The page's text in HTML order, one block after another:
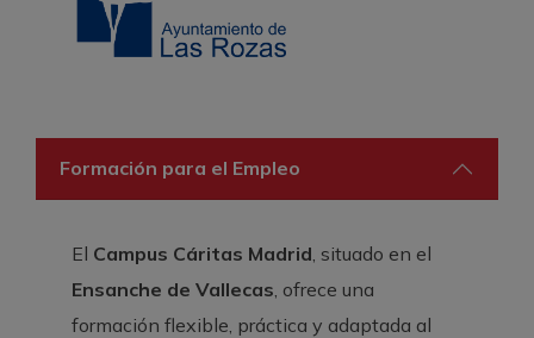
Formación para el Empleo
El Campus Cáritas Madrid , situado en el
Ensanche de Vallecas , ofrece una
formación flexible, práctica y adaptada al